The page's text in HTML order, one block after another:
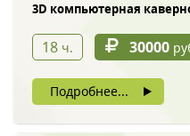
3D компьютерная
18 ч. 30000
Подробнее...